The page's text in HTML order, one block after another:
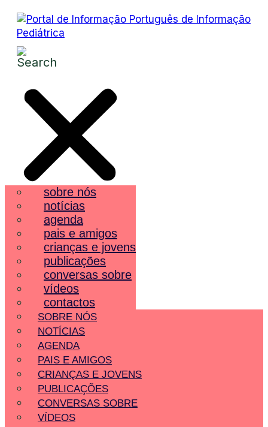
sobre nós
notícias
agenda
pais e amigos
crianças e jovens
publicações
conversas sobre
vídeos
contactos
SOBRE NÓS
NOTÍCIAS
AGENDA
PAIS E AMIGOS
CRIANÇAS E JOVENS
PUBLICAÇÕES
CONVERSAS SOBRE
VÍDEOS